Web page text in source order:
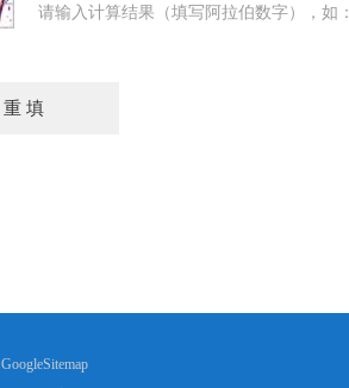
请输入计算结果（填写阿拉伯数字），如
GoogleSitemap